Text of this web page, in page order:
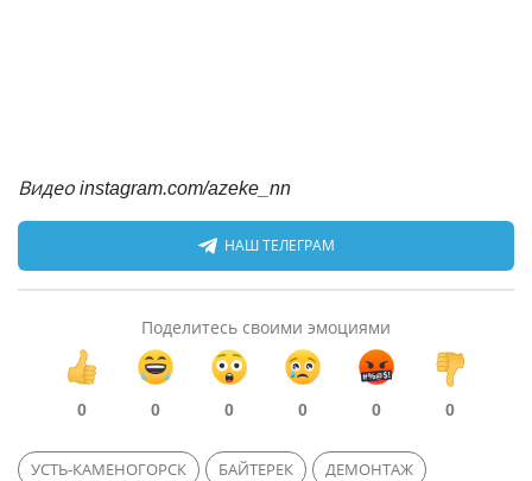
Видео instagram.com/azeke_nn
НАШ ТЕЛЕГРАМ
Поделитесь своими эмоциями
0 0 0 0 0 0
УСТЬ-КАМЕНОГОРСК БАЙТЕРЕК ДЕМОНТАЖ